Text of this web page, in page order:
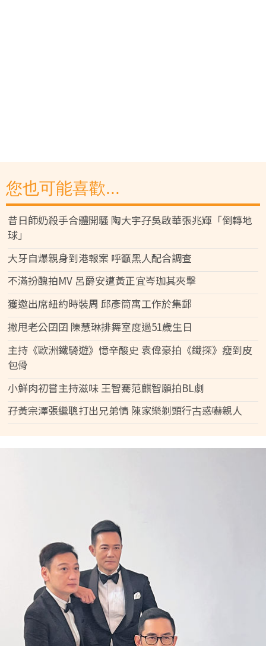
您也可能喜歡...
昔日師奶殺手合體開騷 陶大宇孖吳啟華張兆輝「倒轉地
球」
大牙自爆親身到港報案 呼籲黑人配合調查
不滿扮醜拍MV 呂爵安遭黃正宜岑珈其夾擊
獲邀出席紐約時裝周 邱彥筒寓工作於集郵
撇甩老公囝囝 陳慧琳排舞室度過51歲生日
主持《歐洲鐵騎遊》憶辛酸史 袁偉豪拍《鐵探》瘦到皮
包骨
小鮮肉初嘗主持滋味 王智騫范麒智願拍BL劇
孖黃宗澤張繼聰打出兄弟情 陳家樂剃頭行古惑嚇親人